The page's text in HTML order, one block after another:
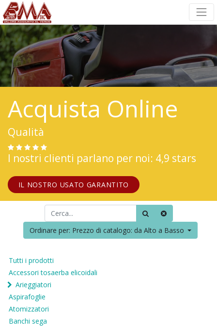
Acquista Online
Qualità
I nostri clienti parlano per noi: 4,9 stars
IL NOSTRO USATO GARANTITO
Ordinare per: Prezzo di catalogo: da Alto a Basso
Tutti i prodotti
Accessori tosaerba elicoidali
Arieggiatori
Aspirafoglie
Atomizzatori
Banchi sega